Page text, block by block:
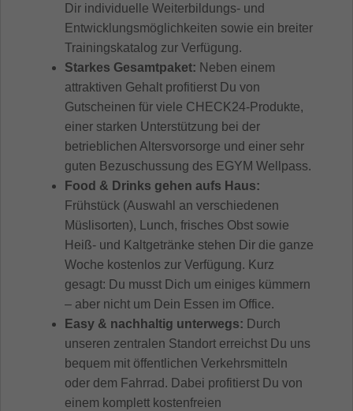
Dir individuelle Weiterbildungs- und
Entwicklungsmöglichkeiten sowie ein breiter
Trainingskatalog zur Verfügung.
Starkes Gesamtpaket: Neben einem
attraktiven Gehalt profitierst Du von
Gutscheinen für viele CHECK24-Produkte,
einer starken Unterstützung bei der
betrieblichen Altersvorsorge und einer sehr
guten Bezuschussung des EGYM Wellpass.
Food & Drinks gehen aufs Haus:
Frühstück (Auswahl an verschiedenen
Müslisorten), Lunch, frisches Obst sowie
Heiß- und Kaltgetränke stehen Dir die ganze
Woche kostenlos zur Verfügung. Kurz
gesagt: Du musst Dich um einiges kümmern
– aber nicht um Dein Essen im Office.
Easy & nachhaltig unterwegs: Durch
unseren zentralen Standort erreichst Du uns
bequem mit öffentlichen Verkehrsmitteln
oder dem Fahrrad. Dabei profitierst Du von
einem komplett kostenfreien